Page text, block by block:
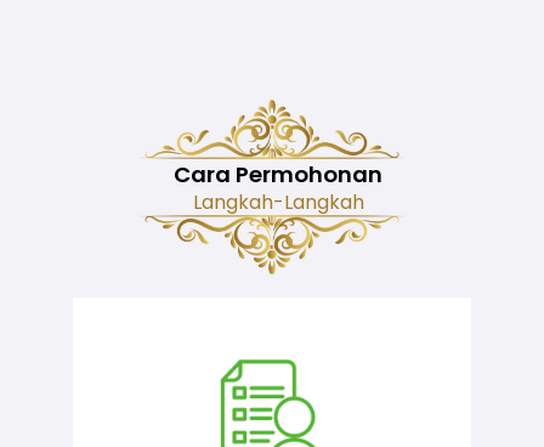
Cara Permohonan
Langkah-Langkah